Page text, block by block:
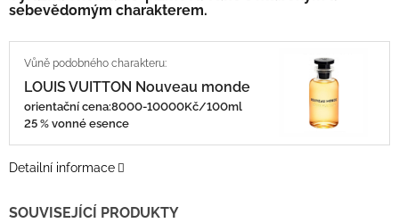
sebevědomým charakterem.
LOUIS VUITTON Nouveau monde
orientační cena:8000-10000Kč/100ml
25 % vonné esence
Detailní informace
SOUVISEJÍCÍ PRODUKTY